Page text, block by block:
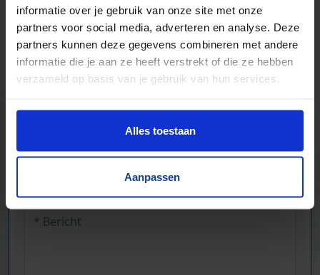
informatie over je gebruik van onze site met onze
partners voor social media, adverteren en analyse. Deze
partners kunnen deze gegevens combineren met andere
informatie die je aan ze heeft verstrekt of die ze hebben
verzameld op basis van je gebruik van hun services.
Alles toestaan
Aanpassen
Maatwerk mogelijk, nieuw en gebruikt